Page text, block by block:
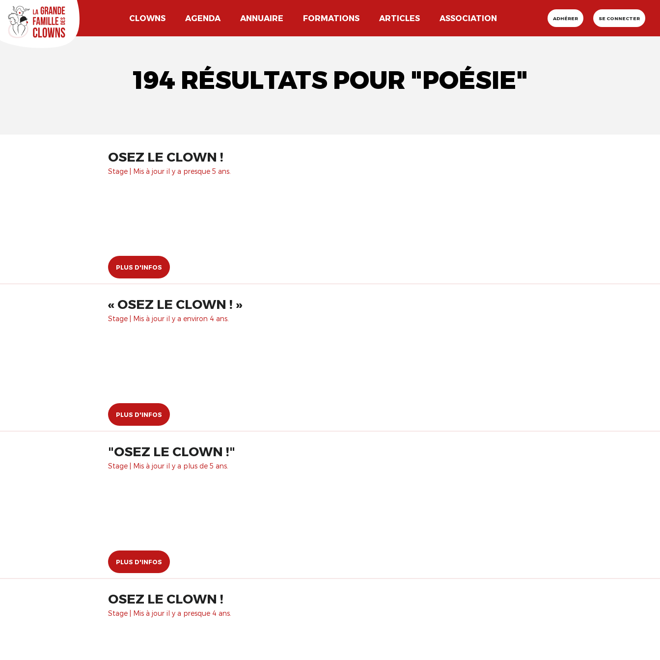
CLOWNS AGENDA ANNUAIRE FORMATIONS ARTICLES ASSOCIATION ADHÉRER SE CONNECTER
194 RÉSULTATS POUR "POÉSIE"
OSEZ LE CLOWN !
Stage | Mis à jour il y a presque 5 ans.
PLUS D'INFOS
« OSEZ LE CLOWN ! »
Stage | Mis à jour il y a environ 4 ans.
PLUS D'INFOS
"OSEZ LE CLOWN !"
Stage | Mis à jour il y a plus de 5 ans.
PLUS D'INFOS
OSEZ LE CLOWN !
Stage | Mis à jour il y a presque 4 ans.